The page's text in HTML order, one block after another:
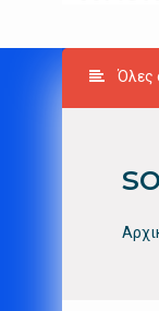
Όλες